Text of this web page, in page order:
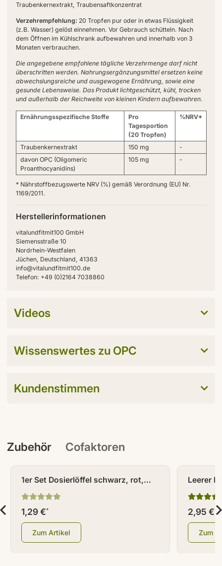
Traubenkernextrakt, Traubensaftkonzentrat
Verzehrempfehlung: 20 Tropfen pur oder in etwas Flüssigkeit
(z.B. Wasser) gelöst einnehmen. Vor Gebrauch schütteln. Nach
dem Öffnen im Kühlschrank aufbewahren und innerhalb von 3
Monaten verbrauchen.
Die angegebene empfohlene tägliche Verzehrmenge darf nicht
überschritten werden. Nahrungsergänzungsmittel ersetzen keine
abwechslungsreiche und ausgewogene Ernährung, sowie eine
gesunde Lebensweise. Das Produkt lichtgeschützt, kühl, trocken
und außerhalb der Reichweite von kleinen Kindern aufbewahren.
Ernährungsspezifische Stoffe
Pro
Tagesportion
(20 Tropfen)
%NRV*
Traubenkernextrakt 150 mg
-
davon OPC (Oligomeric
Proanthocyanidins)
105 mg -
* Nährstoffbezugswerte NRV (%) gemäß Verordnung (EU) Nr.
1169/2011.
Herstellerinformationen
vitalundfitmit100 GmbH
Siemensstraße 10
Nordrhein-Westfalen
Jüchen, Deutschland, 41363
info@vitalundfitmit100.de
Telefon: +49 (0)2164 7038860
Videos
Wissenswertes zu OPC
Kundenstimmen
Zubehör Cofaktoren
1er Set Dosierlöffel schwarz, rot,
orange (je 1 Dosierlöffel)
1,29 €*
Zum Artikel
Leerer
120 ml
2,95 €*
Zum